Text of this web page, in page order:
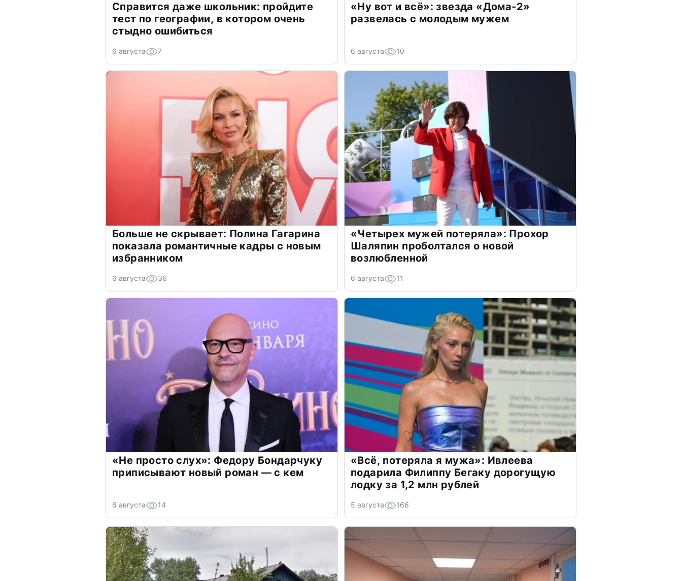
Справится даже школьник: пройдите
тест по географии, в котором очень
стыдно ошибиться
6 августа 7
«Ну вот и всё»: звезда «Дома-2»
развелась с молодым мужем
6 августа 10
Больше не скрывает: Полина Гагарина
показала романтичные кадры с новым
избранником
6 августа 36
«Четырех мужей потеряла»: Прохор
Шаляпин проболтался о новой
возлюбленной
6 августа 11
«Не просто слух»: Федору Бондарчуку
приписывают новый роман — с кем
6 августа 14
«Всё, потеряла я мужа»: Ивлеева
подарила Филиппу Бегаку дорогущую
лодку за 1,2 млн рублей
5 августа 166